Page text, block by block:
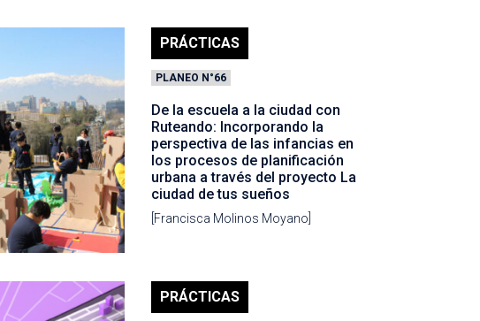
PRÁCTICAS
PLANEO N°66
De la escuela a la ciudad con
Ruteando: Incorporando la
perspectiva de las infancias en
los procesos de planificación
urbana a través del proyecto La
ciudad de tus sueños
[Francisca Molinos Moyano]
PRÁCTICAS